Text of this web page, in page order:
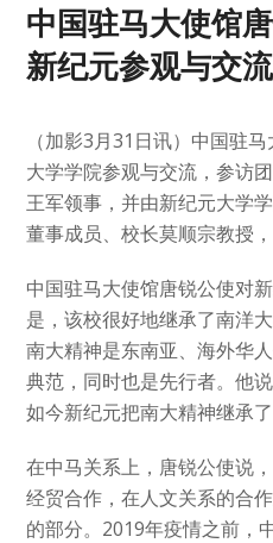
中国驻马大使馆
新纪元参观与交流
（加影3月31日讯）中国驻
大学学院参观与交流，参访
王军领事，并由新纪元大学
董事成员、校长莫顺宗教授
中国驻马大使馆唐锐公使对
是，该校很好地继承了南洋
南大精神是东南亚、海外华
典范，同时也是先行者。他
如今新纪元把南大精神继承
在中马关系上，唐锐公使说
经贸合作，在人文关系的合
的部分。2019年疫情之前，